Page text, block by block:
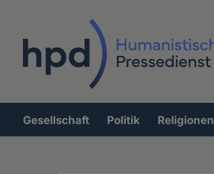
Hauptnavigation
Gesellschaft Politik Religionen